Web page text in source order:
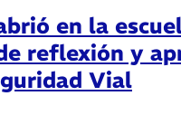
en la
reflexión y
Vial